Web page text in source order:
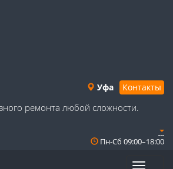
Уфа Контакты
ремонта любой сложности.
Пн-Сб 09:00–18:00